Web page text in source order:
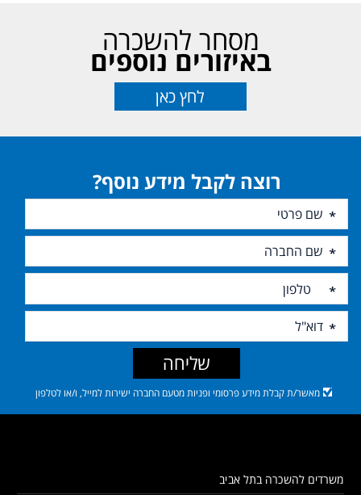
מסחר להשכרה
באיזורים נוספים
לחץ כאן
רוצה לקבל מידע נוסף?
מאשר/ת קבלת מידע פרסומי ופניות מטעם החברה ישירות למייל, ו/או לטלפון
שליחה
משרדים להשכרה בתל אביב